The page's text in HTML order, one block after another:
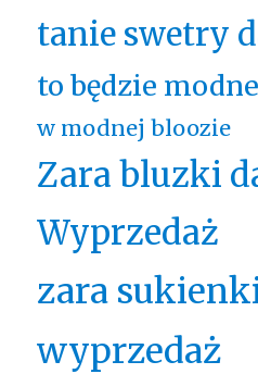
tanie swetry
to będzie
w modnej bloozie
Zara bluzki
Wyprzedaż
zara
wyprzedaż